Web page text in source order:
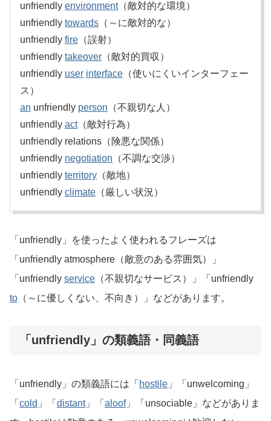
unfriendly environment（敵対的な環境）
unfriendly towards （～に敵対的な）
unfriendly fire （誤射）
unfriendly takeover （敵対的買収）
unfriendly user interface （使いにくいインターフェー
ス）
an unfriendly person （不親切な人）
unfriendly act（敵対行為）
unfriendly relations（険悪な関係）
unfriendly negotiation （不調な交渉）
unfriendly territory （敵地）
unfriendly climate （厳しい状況）
「unfriendly」を使ったよく使われるフレーズは
「unfriendly atmosphere（敵意のある雰囲気）」
「unfriendly service （不親切なサービス）」「unfriendly
to （～に優しくない、不向き）」などがあります。
「unfriendly」の類義語・同義語
「unfriendly」の類義語には「 hostile 」「unwelcoming」
「 cold 」「 distant」「 aloof」「unsociable」などがありま